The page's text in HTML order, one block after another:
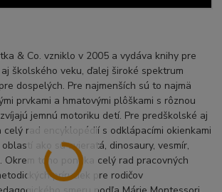
& Co. vzniklo v 2005 a vydáva knihy pre
školského veku, ďalej široké spektrum
dospelých. Pre najmenších sú to najmä
prvkami a hmatovými plôškami s rôznou
jemnú motoriku detí. Pre predškolské aj
rad encyklopédií s odklápacími okienkami
ako sú zvieratá, dinosaury, vesmír,
toho ponúka celý rad pracovných
príručiek pre rodičov